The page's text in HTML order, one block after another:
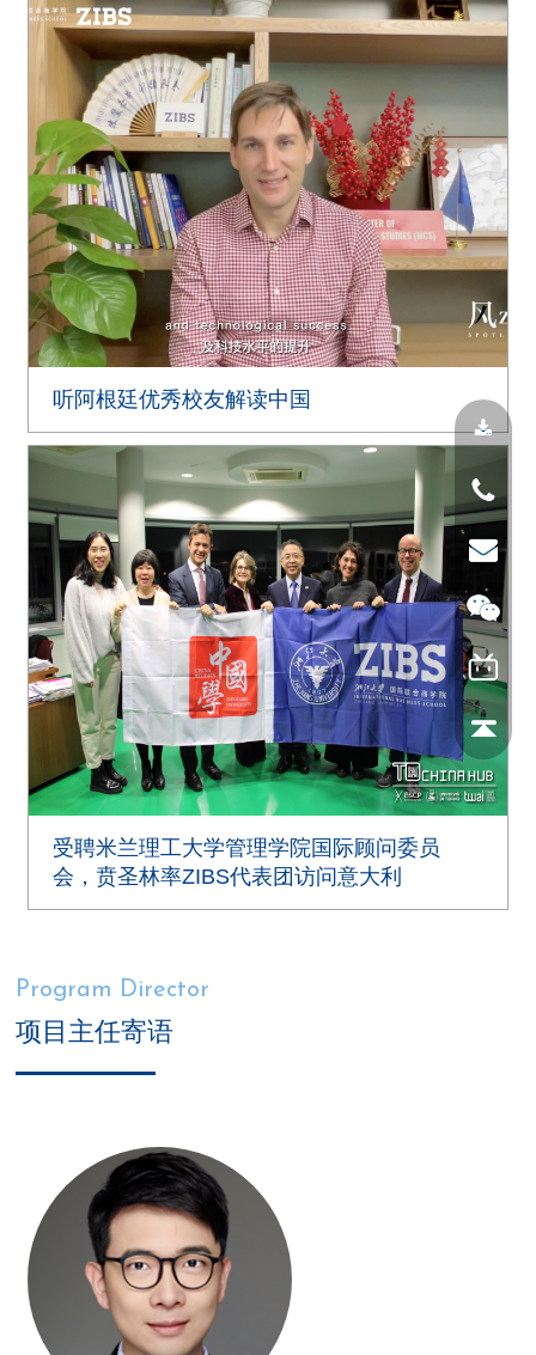
听阿根廷优秀校友解读中国
受聘米兰理工大学管理学院国际顾问委员
会，贲圣林率ZIBS代表团访问意大利
Program Director
项目主任寄语